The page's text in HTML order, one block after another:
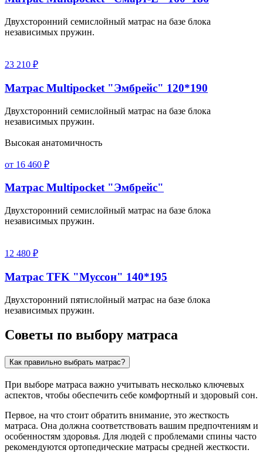
Двухсторонний семислойный матрас на базе блока
независимых пружин.
23 210 ₽
Матрас Multipocket "Эмбрейс" 120*190
Двухсторонний семислойный матрас на базе блока
независимых пружин.
Высокая анатомичность
от 16 460 ₽
Матрас Multipocket "Эмбрейс"
Двухсторонний семислойный матрас на базе блока
независимых пружин.
12 480 ₽
Матрас TFK "Муссон" 140*195
Двухсторонний пятислойный матрас на базе блока
независимых пружин.
Советы по выбору матраса
Как правильно выбрать матрас?
При выборе матраса важно учитывать несколько ключевых
аспектов, чтобы обеспечить себе комфортный и здоровый сон.
Первое, на что стоит обратить внимание, это жесткость
матраса. Она должна соответствовать вашим предпочтениям и
особенностям здоровья. Для людей с проблемами спины часто
рекомендуются ортопедические матрасы средней жесткости.